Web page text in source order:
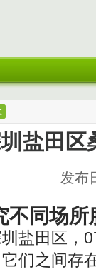
盐田区
发布
不同场所
盐田区，
们之间存